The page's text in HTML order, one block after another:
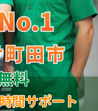
田市
.1
田市
料
間サポート